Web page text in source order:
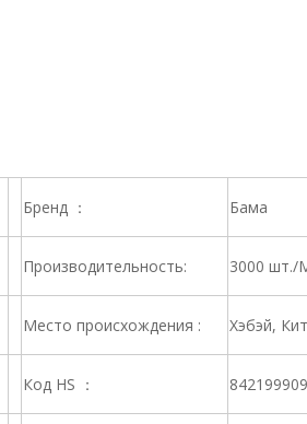
Бренд ： Бама
Производительность: 3000 шт./
Место происхождения : Хэбэй,
Код HS ：